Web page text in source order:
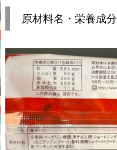
原材料名・栄養成分